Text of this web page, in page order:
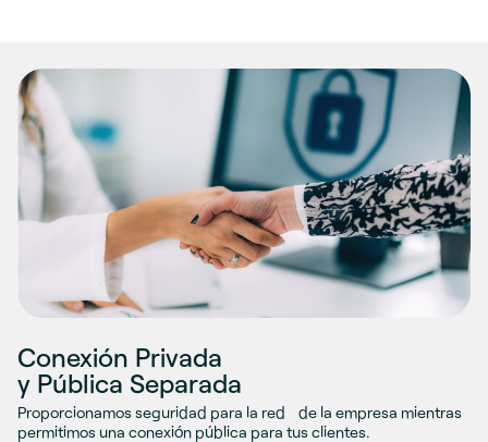
Conexión Privada
y Pública Separada
Proporcionamos seguridad para la red de la empresa mientras
permitimos una conexión pública para tus clientes.